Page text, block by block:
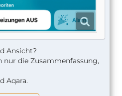
Ansicht?
nur die Zusammenfassung,
Aqara.